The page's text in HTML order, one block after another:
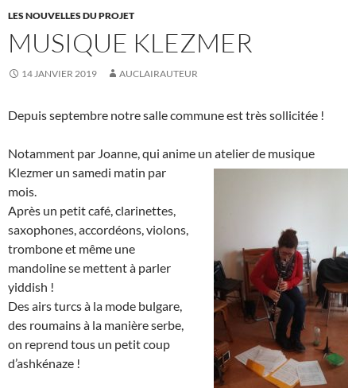
LES NOUVELLES DU PROJET
MUSIQUE KLEZMER
14 JANVIER 2019 AUCLAIRAUTEUR
Depuis septembre notre salle commune est très sollicitée !
Notamment par Joanne, qui anime un atelier de musique
Klezmer un samedi matin par
mois.
Après un petit café, clarinettes,
saxophones, accordéons, violons,
trombone et même une
mandoline se mettent à parler
yiddish !
Des airs turcs à la mode bulgare,
des roumains à la manière serbe,
on reprend tous un petit coup
d’ashkénaze !